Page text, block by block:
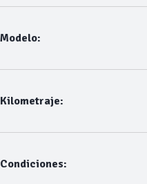
Modelo:
Kilometraje:
Condiciones: